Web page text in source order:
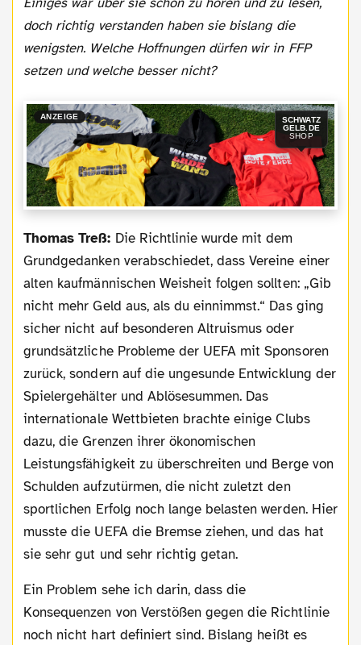
doch richtig verstanden haben sie bislang die
wenigsten. Welche Hoffnungen dürfen wir in FFP
setzen und welche besser nicht?
ANZEIGE
SCHWATZ
GELB.DE
SHOP
Thomas Treß: Die Richtlinie wurde mit dem
Grundgedanken verabschiedet, dass Vereine einer
alten kaufmännischen Weisheit folgen sollten: „Gib
nicht mehr Geld aus, als du einnimmst.“ Das ging
sicher nicht auf besonderen Altruismus oder
grundsätzliche Probleme der UEFA mit Sponsoren
zurück, sondern auf die ungesunde Entwicklung der
Spielergehälter und Ablösesummen. Das
internationale Wettbieten brachte einige Clubs
dazu, die Grenzen ihrer ökonomischen
Leistungsfähigkeit zu überschreiten und Berge von
Schulden aufzutürmen, die nicht zuletzt den
sportlichen Erfolg noch lange belasten werden. Hier
musste die UEFA die Bremse ziehen, und das hat
sie sehr gut und sehr richtig getan.
Ein Problem sehe ich darin, dass die
Konsequenzen von Verstößen gegen die Richtlinie
noch nicht hart definiert sind. Bislang heißt es